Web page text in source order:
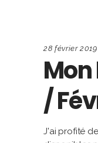
28 février 2019
Mon
/
J'ai profité